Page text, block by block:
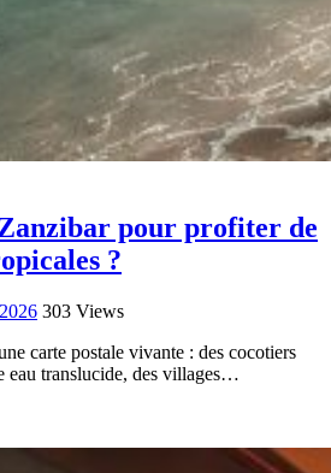
pour profiter de
?
303 Views
carte postale vivante : des cocotiers
eau translucide, des villages…